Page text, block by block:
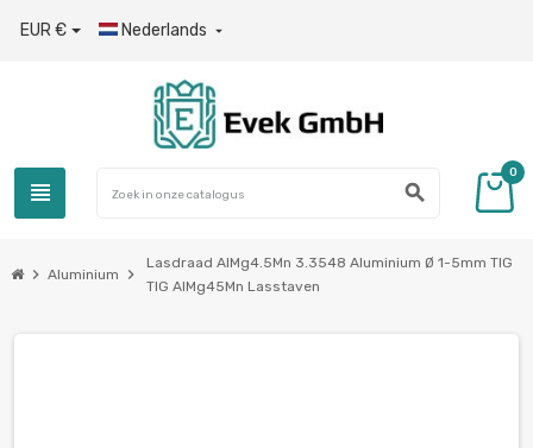
EUR € Nederlands 
view_headline search
0
chevron_right Aluminium chevron_right
Lasdraad AlMg4.5Mn 3.3548 Aluminium Ø 1-5mm TIG
TIG AlMg45Mn Lasstaven